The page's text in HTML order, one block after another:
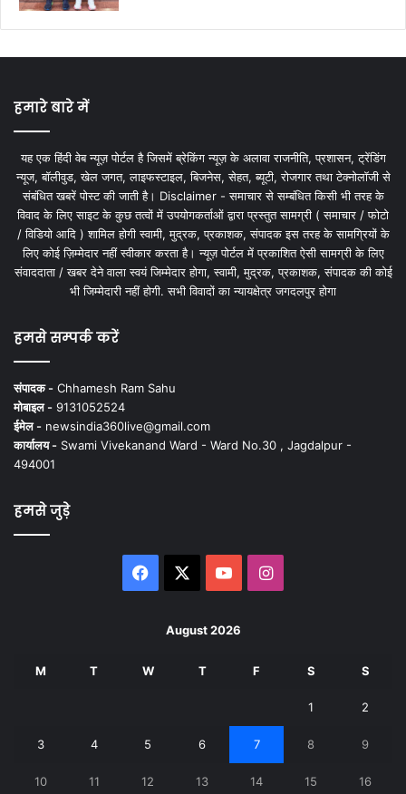
हमारे बारे में
यह एक हिंदी वेब न्यूज़ पोर्टल है जिसमें ब्रेकिंग न्यूज़ के अलावा राजनीति, प्रशासन, ट्रेंडिंग
न्यूज, बॉलीवुड, खेल जगत, लाइफस्टाइल, बिजनेस, सेहत, ब्यूटी, रोजगार तथा टेक्नोलॉजी से
संबंधित खबरें पोस्ट की जाती है। Disclaimer - समाचार से सम्बंधित किसी भी तरह के
विवाद के लिए साइट के कुछ तत्वों में उपयोगकर्ताओं द्वारा प्रस्तुत सामग्री ( समाचार / फोटो
/ विडियो आदि ) शामिल होगी स्वामी, मुद्रक, प्रकाशक, संपादक इस तरह के सामग्रियों के
लिए कोई ज़िम्मेदार नहीं स्वीकार करता है। न्यूज़ पोर्टल में प्रकाशित ऐसी सामग्री के लिए
संवाददाता / खबर देने वाला स्वयं जिम्मेदार होगा, स्वामी, मुद्रक, प्रकाशक, संपादक की कोई
भी जिम्मेदारी नहीं होगी. सभी विवादों का न्यायक्षेत्र जगदलपुर होगा
हमसे सम्पर्क करें
संपादक - Chhamesh Ram Sahu
मोबाइल - 9131052524
ईमेल - newsindia360live@gmail.com
कार्यालय - Swami Vivekanand Ward - Ward No.30 , Jagdalpur -
494001
हमसे जुड़े
Facebook YouTubeInstagram
August 2026
M T W T F S S
1 2
3 4 5 6 7 8 9
10 11 12 13 14 15 16